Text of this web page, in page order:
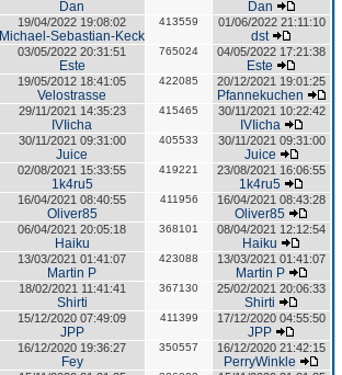
Dan Dan
19/04/2022 19:08:02
Michael-Sebastian-Keck
413559 01/06/2022 21:11:10
dst
03/05/2022 20:31:51
Este
765024 04/05/2022 17:21:38
Este
19/05/2012 18:41:05
Velostrasse
422085 20/12/2021 19:01:25
Pfannekuchen
29/11/2021 14:35:23
IVIicha
415465 30/11/2021 10:22:42
IVIicha
30/11/2021 09:31:00
Juice
405533 30/11/2021 09:31:00
Juice
02/08/2021 15:33:55
1k4ru5
419221 23/08/2021 16:06:55
1k4ru5
16/04/2021 08:40:55
Oliver85
411956 16/04/2021 08:43:28
Oliver85
06/04/2021 20:05:18
Haiku
368101 08/04/2021 12:12:54
Haiku
13/03/2021 01:41:07
Martin P
423088 13/03/2021 01:41:07
Martin P
18/02/2021 11:41:41
Shirti
367130 25/02/2021 20:06:33
Shirti
15/12/2020 07:49:09
JPP
411399 17/12/2020 04:55:50
JPP
16/12/2020 19:36:27
Fey
350557 16/12/2020 21:42:15
PerryWinkle